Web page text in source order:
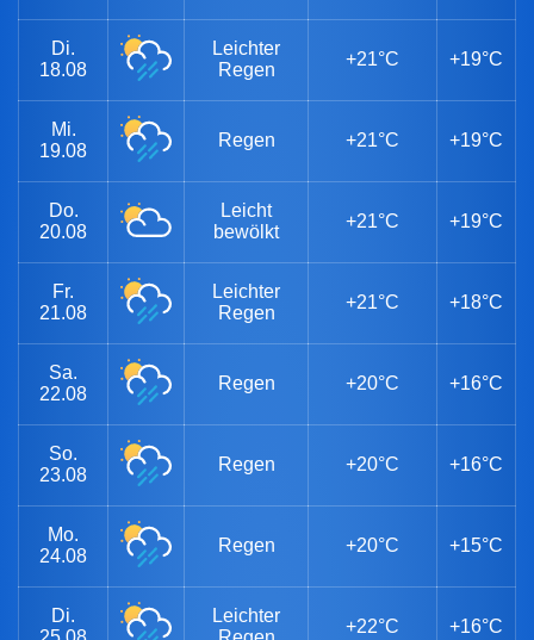
Di.
18.08
Leichter
Regen
+21°C +19°C
Mi.
19.08
Regen +21°C +19°C
Do.
20.08
Leicht
bewölkt
+21°C +19°C
Fr.
21.08
Leichter
Regen
+21°C +18°C
Sa.
22.08
Regen +20°C +16°C
So.
23.08
Regen +20°C +16°C
Mo.
24.08
Regen +20°C +15°C
Di.
Leichter
+22°C +16°C